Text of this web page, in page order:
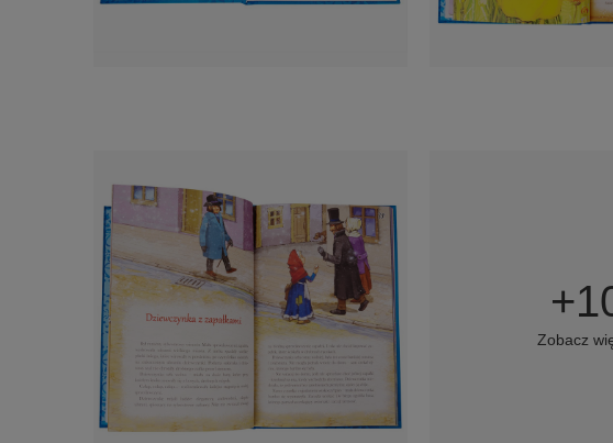
+
Zobacz